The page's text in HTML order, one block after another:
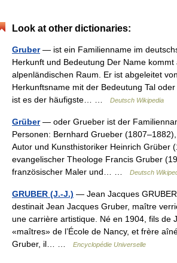
Look at other dictionaries:
Gruber— ist ein Familienname im
Herkunft und Bedeutung Der Name kommt
alpenländischen Raum. Er ist abgeleitet
Herkunftsname mit der Bedeutung Tal
ist es der häufigste… …
Deutsch Wikipedia
Grüber— oder Grueber ist der
Personen: Bernhard Grueber
Autor und Kunsthistoriker Heinrich Grüber
evangelischer Theologe Francis Gruber
französischer Maler und… …
Deutsch
GRUBER (J.-J.) — Jean Jacques
destinait Jean Jacques Gruber, maître
une carrière artistique. Né en 1904, fils de
«maîtres» de l’École de Nancy, et frère
Gruber, il… …
Encyclopédie Universelle